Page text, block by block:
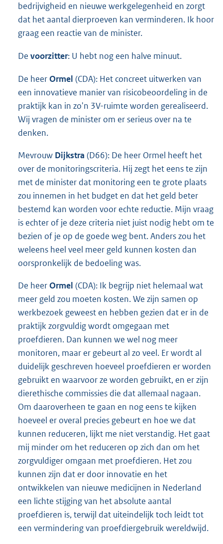
bedrijvigheid en nieuwe werkgelegenheid en zorgt
dat het aantal dierproeven kan verminderen. Ik hoor
graag een reactie van de minister.
De voorzitter: U hebt nog een halve minuut.
De heerOrmel (CDA): Het concreet uitwerken van
een innovatieve manier van risicobeoordeling in de
praktijk kan in zo'n 3V-ruimte worden gerealiseerd.
Wij vragen de minister om er serieus over na te
denken.
Mevrouw Dijkstra (D66): De heer Ormel heeft het
over de monitoringscriteria. Hij zegt het eens te zijn
met de minister dat monitoring een te grote plaats
zou innemen in het budget en dat het geld beter
bestemd kan worden voor echte reductie. Mijn vraag
is echter of je deze criteria niet juist nodig hebt om te
bezien of je op de goede weg bent. Anders zou het
weleens heel veel meer geld kunnen kosten dan
oorspronkelijk de bedoeling was.
De heerOrmel (CDA): Ik begrijp niet helemaal wat
meer geld zou moeten kosten. We zijn samen op
werkbezoek geweest en hebben gezien dat er in de
praktijk zorgvuldig wordt omgegaan met
proefdieren. Dan kunnen we wel nog meer
monitoren, maar er gebeurt al zo veel. Er wordt al
duidelijk geschreven hoeveel proefdieren er worden
gebruikt en waarvoor ze worden gebruikt, en er zijn
dierethische commissies die dat allemaal nagaan.
Om daaroverheen te gaan en nog eens te kijken
hoeveel er overal precies gebeurt en hoe we dat
kunnen reduceren, lijkt me niet verstandig. Het gaat
mij minder om het reduceren op zich dan om het
zorgvuldiger omgaan met proefdieren. Het zou
kunnen zijn dat er door innovatie en het
ontwikkelen van nieuwe medicijnen in Nederland
een lichte stijging van het absolute aantal
proefdieren is, terwijl dat uiteindelijk toch leidt tot
een vermindering van proefdiergebruik wereldwijd.